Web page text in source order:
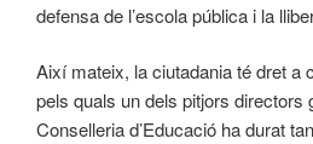
defensa de l’escola pública i la
Així mateix, la ciutadania té dret a
pels quals un dels pitjors directors
Conselleria d’Educació ha durat